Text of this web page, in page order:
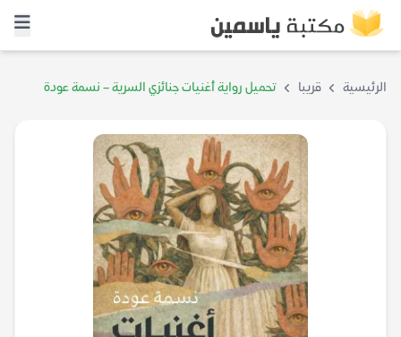
الرئيسية قريبا تحميل رواية أغنيات جنائزي السرية – نسمة عودة